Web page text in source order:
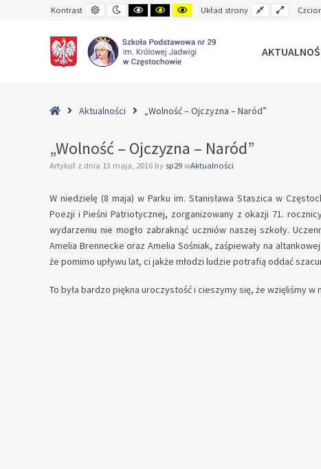
Kontrast
Default
contrast
Night
contrast
Black
and
Black
and
Yellow
and
Układ strony
Fixed
layout
Wide
layout
HomeAktualności „Wolność – Ojczyzna – Naród”
„Wolność – Ojczyzna – Naród”
Artykuł z dnia 13 maja, 2016 by sp29 wAktualności
W niedzielę (8 maja) w Parku im. Stanisława Staszica w
Poezji i Pieśni Patriotycznej, zorganizowany z okazji 71.
wydarzeniu nie mogło zabraknąć uczniów naszej szkoły.
Amelia Brennecke oraz Amelia Sośniak, zaśpiewały na
że pomimo upływu lat, ci jakże młodzi ludzie potrafią oddać
To była bardzo piękna uroczystość i cieszymy się, że wzięliśmy w